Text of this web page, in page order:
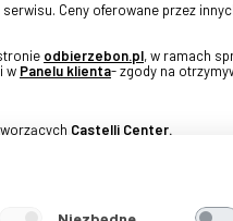
Ceny oferowane przez
odbierzebon.pl, w ramach
w Panelu klienta- zgody na
Castelli Center.